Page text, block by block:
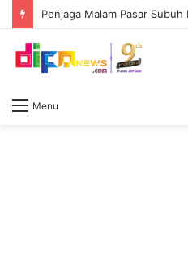
Menu